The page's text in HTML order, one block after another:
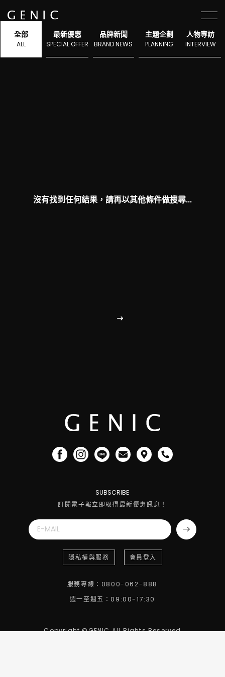
選單
全部
ALL
主題企劃
PLANNING
人物專訪
INTERVIEW
品牌新聞
BRAND NEWS
最新優惠
SPECIAL OFFER
沒有找到任何結果，請再以其他條件做搜尋...
服務專線：0800-062-888
週一至週五：09:00-17:30
SUBSCRIBE
訂閱電子報立即取得最新優惠訊息！
隱私權與服務 會員登入
Copyright ©GENIC All Rights Reserved